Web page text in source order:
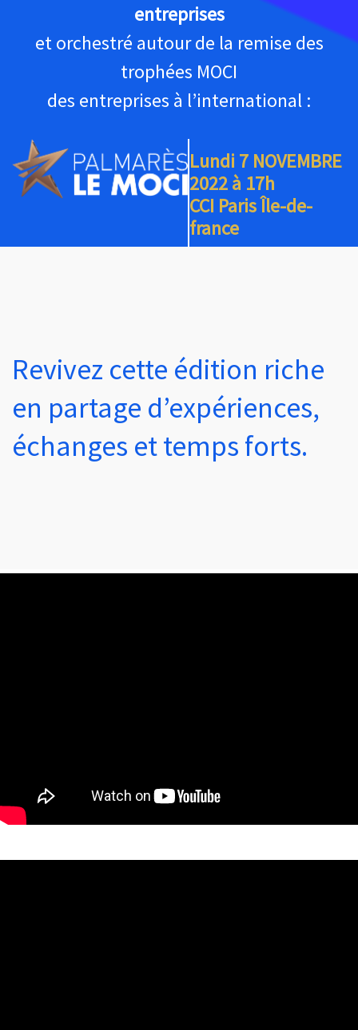
entreprises
et orchestré autour de la remise des
trophées MOCI
des entreprises à l’international :
Lundi 7 NOVEMBRE
2022 à 17h
CCI Paris Île-de-
france
Revivez cette édition riche
en partage d’expériences,
échanges et temps forts.